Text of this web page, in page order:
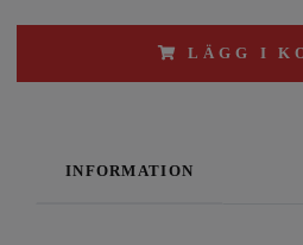
LÄGG I
INFORMATION